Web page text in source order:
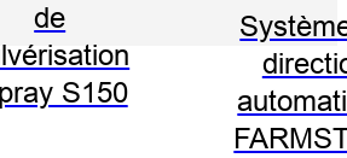
de
S150